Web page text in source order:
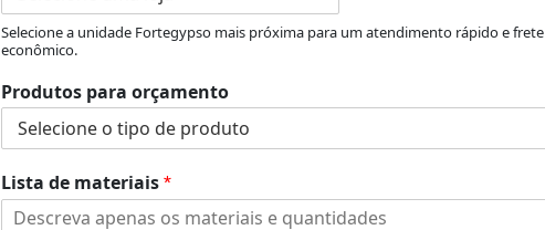
s
t
a
*
m
e
n
t
o
r
d
n
e
Selecione a unidade Fortegypso mais próxima para um atendimento rápido e frete
econômico.
Produtos para orçamento
Lista de materiais *